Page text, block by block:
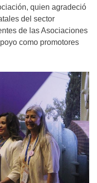
quien agradeció
del sector
de las Asociaciones
como promotores